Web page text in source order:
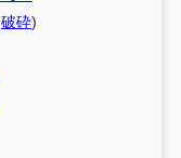
破砕)